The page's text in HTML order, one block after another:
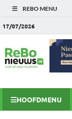
REBO MENU
17/07/2026
HOOFDMENU